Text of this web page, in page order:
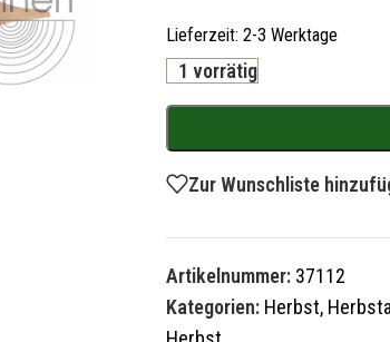
Lieferzeit:2-3 Werktage
1 vorrätig
Zur Wunschliste
Artikelnummer: 37112
Kategorien: Herbst,